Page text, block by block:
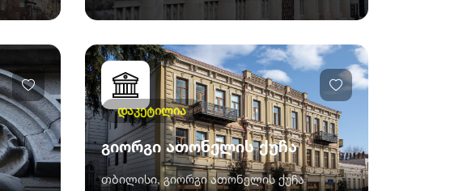
დაკეტილია
გიორგი ათონელის ქუჩა
თბილისი, გიორგი ათონელის ქუჩა